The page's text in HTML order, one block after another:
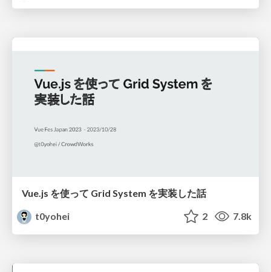
Vue.js を使って Grid System を実装した話
t0yohei
2 7.8k